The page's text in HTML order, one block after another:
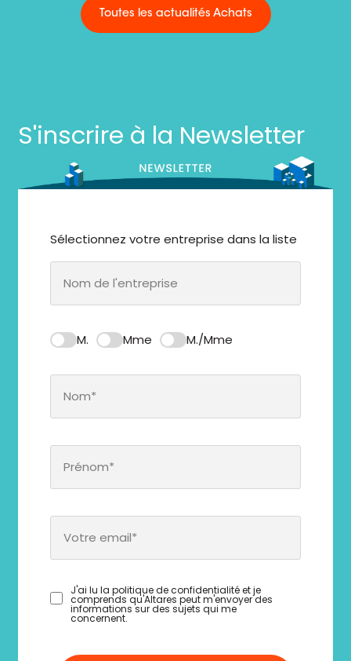
Toutes les actualités Achats
S'inscrire à la Newsletter
Sélectionnez votre entreprise dans la liste
M. Mme M./Mme
J'ai lu la politique de confidentialité et je
comprends qu'Altares peut m'envoyer des
informations sur des sujets qui me
concernent.